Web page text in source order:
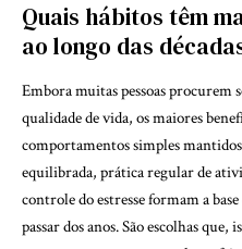
Quais hábitos têm
ao longo das
Embora muitas pessoas procurem
qualidade de vida, os maiores
comportamentos simples
equilibrada, prática regular de
controle do estresse formam a
passar dos anos. São escolhas